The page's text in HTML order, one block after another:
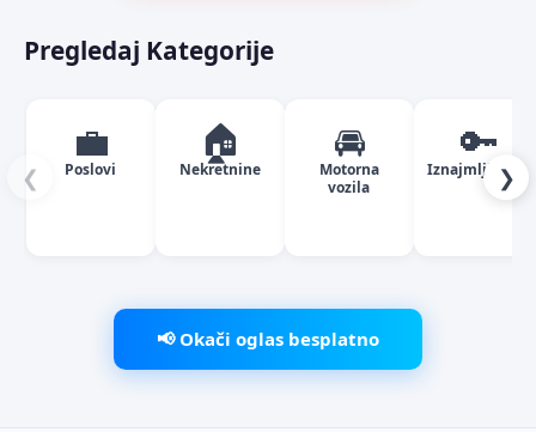
Pregledaj Kategorije
❮
💼
Poslovi
🏠
Nekretnine
🚘
Motorna
vozila
🔑
Iznajmljivanje
❯
📢 Okači oglas besplatno